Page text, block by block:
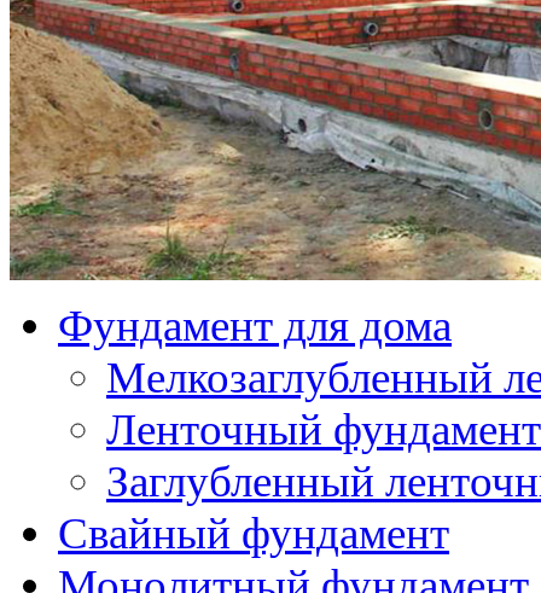
Фундамент для дома
Мелкозаглубленный
Ленточный
Заглубленный
Свайный фундамент
Монолитный фундамент
Фундамент плита
Фундамент ТИСЭ
Фундамент на винтовых
Пристройка к дому
Пристройка к